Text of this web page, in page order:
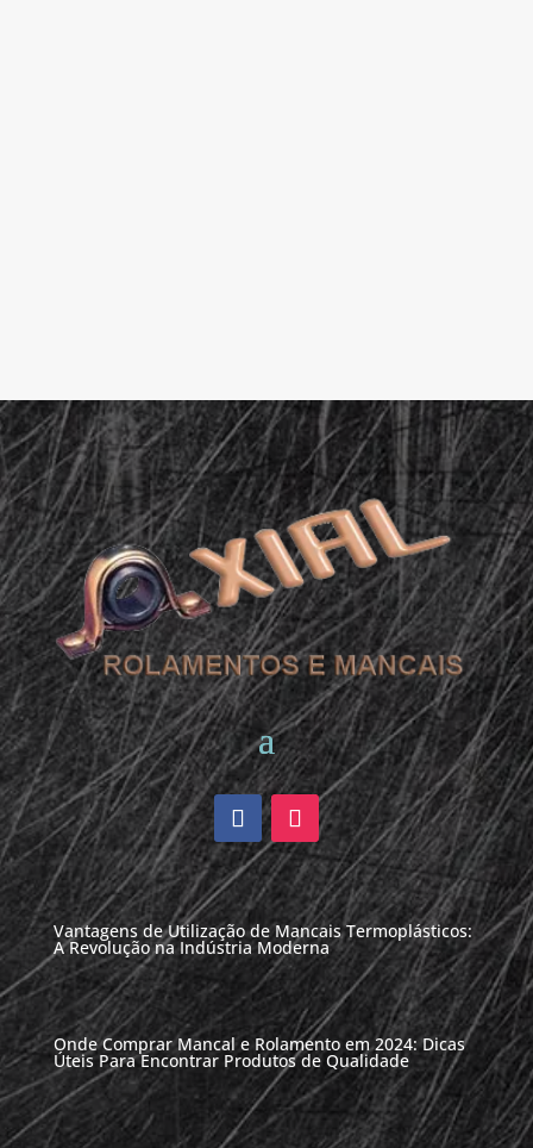
Vantagens de Utilização de Mancais Termoplásticos:
A Revolução na Indústria Moderna
Onde Comprar Mancal e Rolamento em 2024: Dicas
Úteis Para Encontrar Produtos de Qualidade